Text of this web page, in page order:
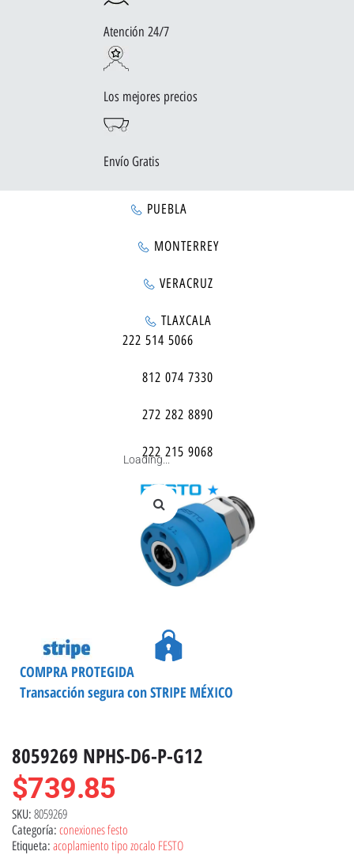
Atención 24/7
Los mejores precios
Envío Gratis
PUEBLA
MONTERREY
VERACRUZ
TLAXCALA
222 514 5066
812 074 7330
272 282 8890
222 215 9068
Loading...
Transacción segura con STRIPE MÉXICO
COMPRA PROTEGIDA
8059269 NPHS-D6-P-G12
$739.85
SKU: 8059269
Categoría: conexiones festo
Etiqueta: acoplamiento tipo zocalo FESTO